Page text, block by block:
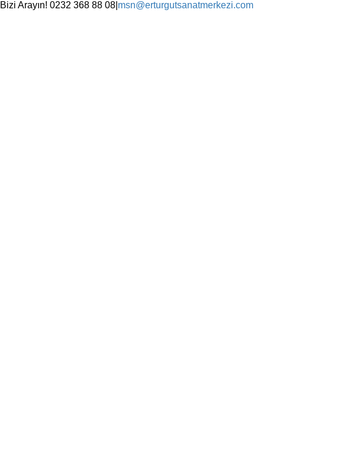
Skip
Bizi Arayın! 0232 368 88 08 msn@erturgutsanatmerkezi.com